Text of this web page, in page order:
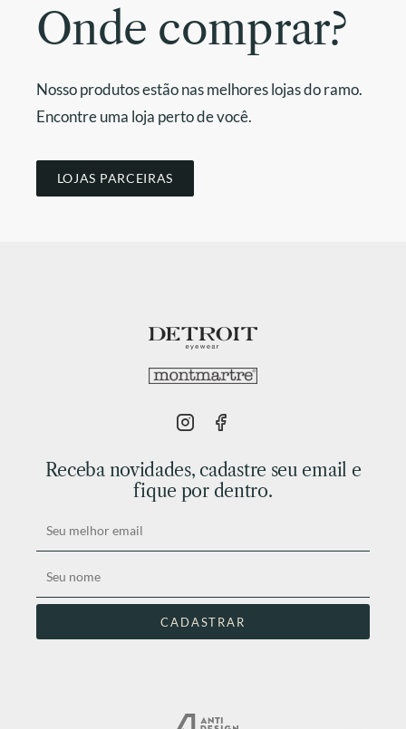
Onde comprar?
Nosso produtos estão nas melhores lojas do ramo.
Encontre uma loja perto de você.
LOJAS PARCEIRAS
Receba novidades, cadastre seu email e
fique por dentro.